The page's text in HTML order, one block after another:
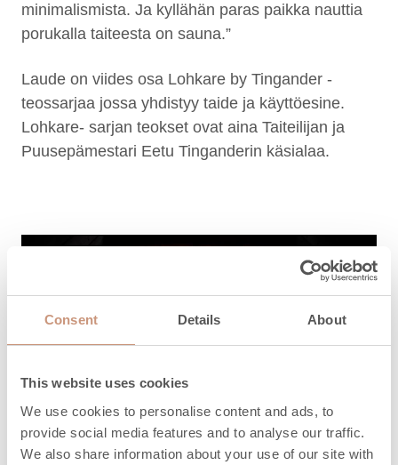
Consent Details About
This website uses cookies
We use cookies to personalise content and ads, to
provide social media features and to analyse our traffic.
We also share information about your use of our site with
minimalismista. Ja kyllähän paras paikka nauttia
porukalla taiteesta on sauna.”
Laude on viides osa Lohkare by Tingander -
teossarjaa jossa yhdistyy taide ja käyttöesine.
Lohkare- sarjan teokset ovat aina Taiteilijan ja
Puusepämestari Eetu Tinganderin käsialaa.